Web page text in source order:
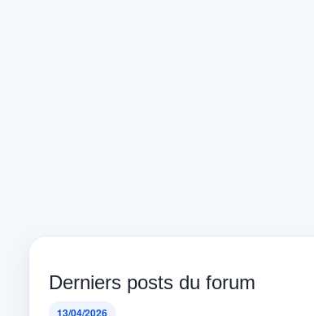
Derniers posts du forum
13/04/2026